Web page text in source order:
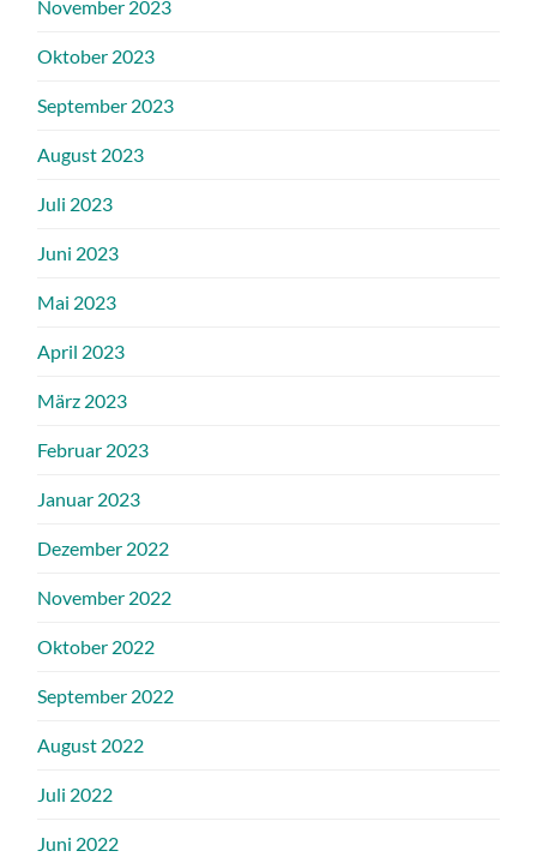
November 2023
Oktober 2023
September 2023
August 2023
Juli 2023
Juni 2023
Mai 2023
April 2023
März 2023
Februar 2023
Januar 2023
Dezember 2022
November 2022
Oktober 2022
September 2022
August 2022
Juli 2022
Juni 2022